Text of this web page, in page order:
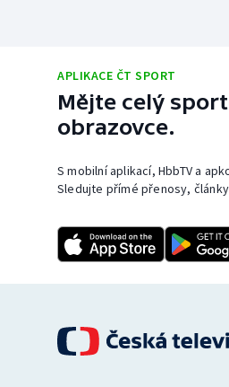
APLIKACE ČT SPORT
Mějte celý
obrazovce.
S mobilní aplikací, HbbTV a
Sledujte přímé přenosy,